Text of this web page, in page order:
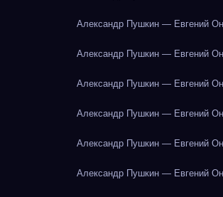
Александр Пушкин — Евгений
Александр Пушкин — Евгений
Александр Пушкин — Евгений
Александр Пушкин — Евгений
Александр Пушкин — Евгений
Александр Пушкин — Евгений